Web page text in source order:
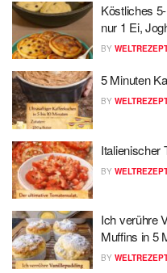
Köstliches
nur 1 Ei,
BY
5 Minuten
BY
Italienischer
BY
Ich verühre
Muffins in 5
BY